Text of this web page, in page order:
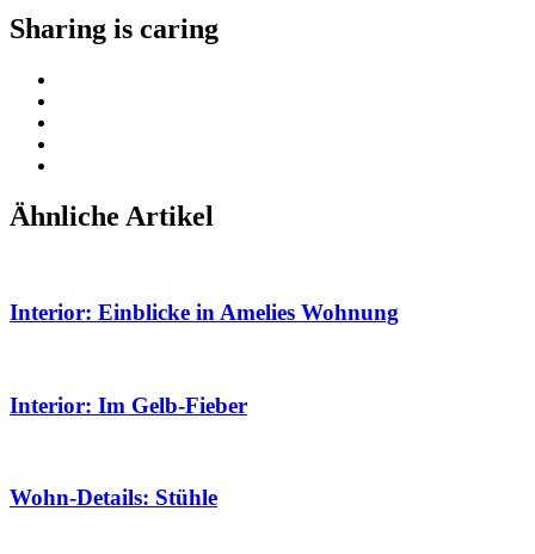
Sharing is caring
Ähnliche Artikel
Interior: Einblicke in Amelies Wohnung
Interior: Im Gelb-Fieber
Wohn-Details: Stühle